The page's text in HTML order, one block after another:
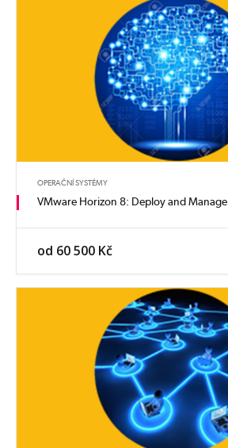
OPERAČNÍ SYSTÉMY
VMware Horizon 8: Deploy and Manage
od 60 500 Kč